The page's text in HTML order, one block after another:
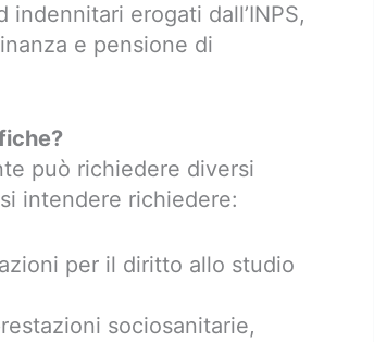
erogati dall’INPS,
e pensione di
può richiedere diversi
intendere richiedere:
per il diritto allo studio
sociosanitarie,